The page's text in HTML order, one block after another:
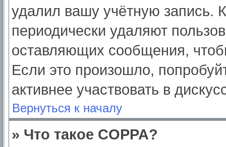
удалил вашу учётную запись.
периодически удаляют
оставляющих сообщения,
Если это произошло,
активнее участвовать в
Вернуться к началу
» Что такое COPPA?